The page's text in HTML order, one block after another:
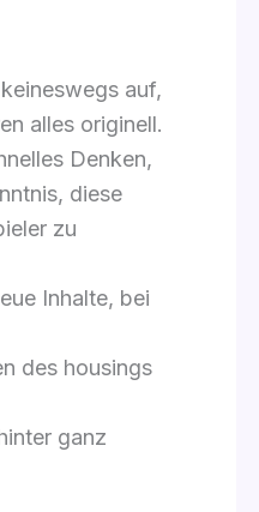
auf,
alles originell.
Denken,
diese
zu
Inhalte, bei
des housings
ganz